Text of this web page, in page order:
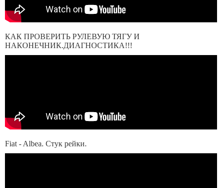
КАК ПРОВЕРИТЬ РУЛЕВУЮ ТЯГУ И
НАКОНЕЧНИК.ДИАГНОСТИКА!!!
Fiat - Albea. Стук рейки.